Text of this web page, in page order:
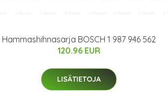
Hammashihnasarja BOSCH 1 987 946 562
120.96 EUR
LISÄTIETOJA